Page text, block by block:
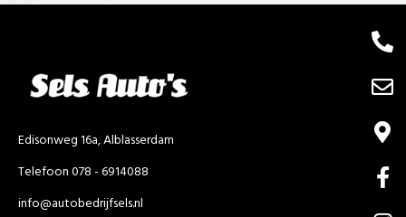
Edisonweg 16a, Alblasserdam
Telefoon 078 - 6914088
info@autobedrijfsels.nl